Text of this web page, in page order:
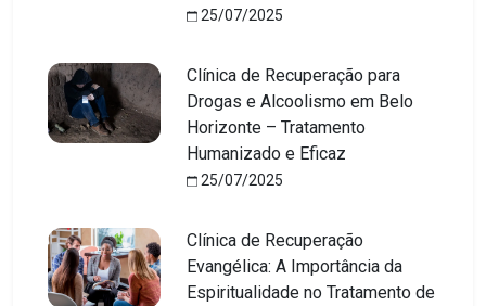
25/07/2025
Clínica de Recuperação para
Drogas e Alcoolismo em Belo
Horizonte – Tratamento
Humanizado e Eficaz
25/07/2025
Clínica de Recuperação
Evangélica: A Importância da
Espiritualidade no Tratamento de